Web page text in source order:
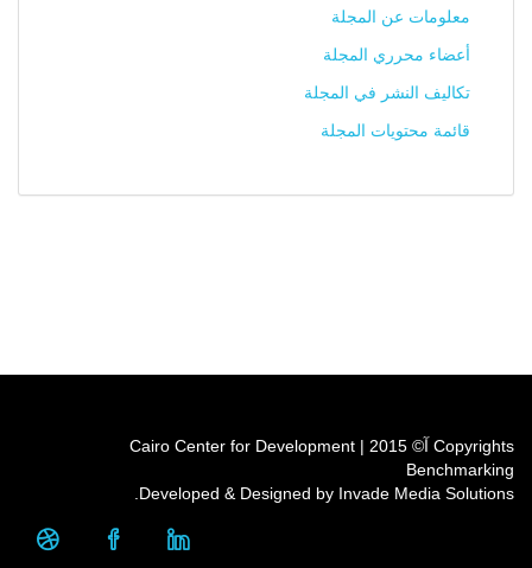
معلومات عن المجلة
أعضاء محرري المجلة
تكاليف النشر في المجلة
قائمة محتويات المجلة
Copyrights آ© 2015 | Cairo Center for Development
Benchmarking
Developed & Designed by Invade Media Solutions.